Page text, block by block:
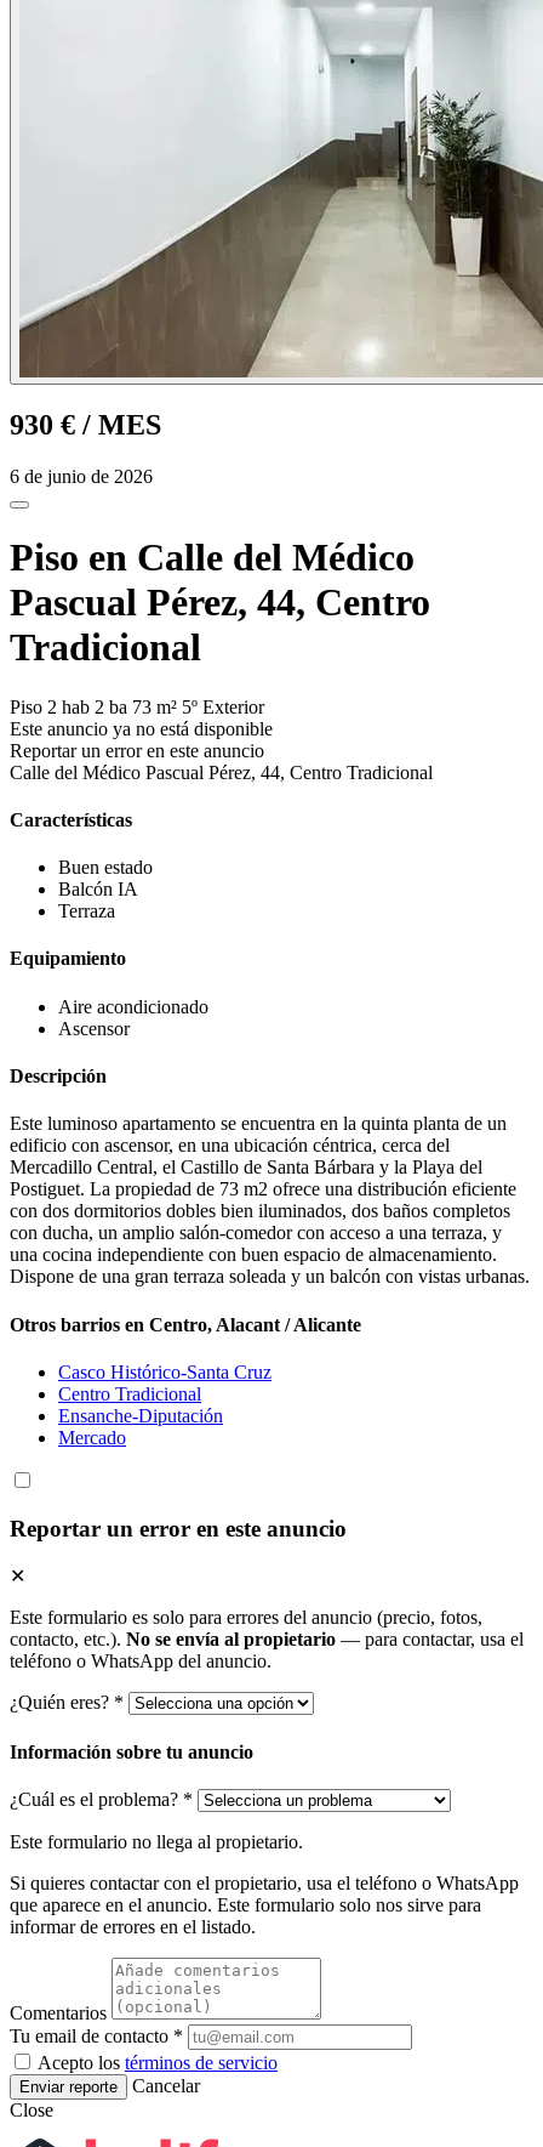
930 € / MES
6 de junio de 2026
Piso en Calle del Médico
Pascual Pérez, 44, Centro
Tradicional
Piso 2 hab 2 ba 73 m² 5º Exterior
Este anuncio ya no está disponible
Reportar un error en este anuncio
Calle del Médico Pascual Pérez, 44, Centro Tradicional
Características
Buen estado
Balcón IA
Terraza
Equipamiento
Aire acondicionado
Ascensor
Descripción
Este luminoso apartamento se encuentra en la quinta planta de un
edificio con ascensor, en una ubicación céntrica, cerca del
Mercadillo Central, el Castillo de Santa Bárbara y la Playa del
Postiguet. La propiedad de 73 m2 ofrece una distribución eficiente
con dos dormitorios dobles bien iluminados, dos baños completos
con ducha, un amplio salón-comedor con acceso a una terraza, y
una cocina independiente con buen espacio de almacenamiento.
Dispone de una gran terraza soleada y un balcón con vistas urbanas.
Otros barrios en Centro, Alacant / Alicante
Casco Histórico-Santa Cruz
Centro Tradicional
Ensanche-Diputación
Mercado
Reportar un error en este anuncio
✕
Este formulario es solo para errores del anuncio (precio, fotos,
contacto, etc.). No se envía al propietario — para contactar, usa el
teléfono o WhatsApp del anuncio.
¿Quién eres? *
Información sobre tu anuncio
¿Cuál es el problema? *
Este formulario no llega al propietario.
Si quieres contactar con el propietario, usa el teléfono o WhatsApp
que aparece en el anuncio. Este formulario solo nos sirve para
informar de errores en el listado.
Comentarios
Tu email de contacto *
Acepto los términos de servicio
Enviar reporte
Cancelar
Close